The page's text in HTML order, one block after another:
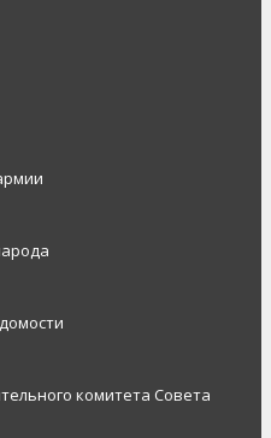
комитета Совета